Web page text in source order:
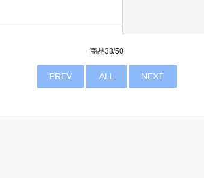
商品33/50
PREV ALL NEXT